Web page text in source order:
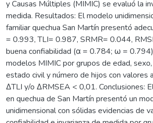
y Causas Múltiples (MIMIC) se evaluó la
medida. Resultados: El modelo
familiar quechua San Martín presentó
= 0.993, TLI= 0.987, SRMR= 0.044,
buena confiabilidad (α = 0.784; ω =
modelos MIMIC por grupos de edad,
estado civil y número de hijos con valores
ΔTLI y/o ΔRMSEA < 0,01. Conclusiones:
en quechua de San Martín presentó un
unidimensional con sólidas evidencias de